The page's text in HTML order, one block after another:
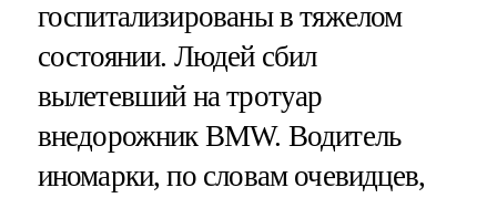
госпитализированы в тяжелом
состоянии. Людей сбил
вылетевший на тротуар
внедорожник BMW. Водитель
иномарки, по словам очевидцев,